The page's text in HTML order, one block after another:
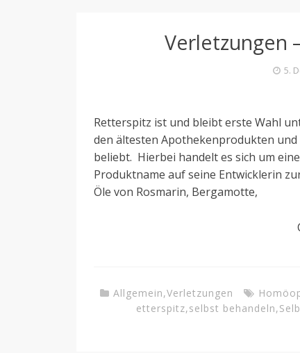
Verletzungen
5.
Retterspitz ist und bleibt erste Wahl
den ältesten Apothekenprodukten
beliebt. Hierbei handelt es sich um
Produktname auf seine Entwicklerin
Öle von Rosmarin, Bergamotte,
Allgemein,Verletzungen
etterspitz,selbst behandeln,